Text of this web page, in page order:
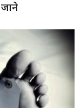
जाने